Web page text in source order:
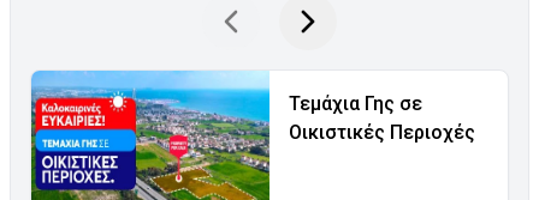
Τεμάχια Γης σε
Οικιστικές Περιοχές